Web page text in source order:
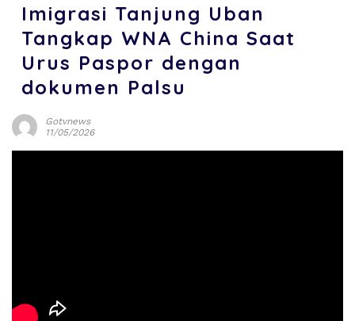
Imigrasi Tanjung Uban
Tangkap WNA China Saat
Urus Paspor dengan
dokumen Palsu
Gotvnews
11/05/2026